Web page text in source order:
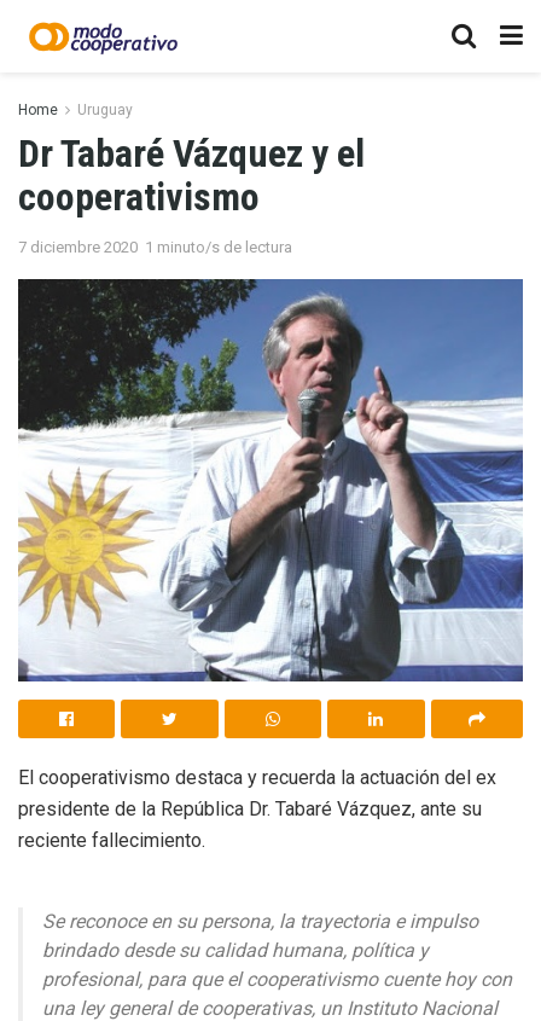
Home Uruguay
Dr Tabaré Vázquez y el
cooperativismo
7 diciembre 2020 1 minuto/s de lectura
El cooperativismo destaca y recuerda la actuación del ex
presidente de la República Dr. Tabaré Vázquez, ante su
reciente fallecimiento.
Se reconoce en su persona, la trayectoria e impulso
brindado desde su calidad humana, política y
profesional, para que el cooperativismo cuente hoy con
una ley general de cooperativas, un Instituto Nacional